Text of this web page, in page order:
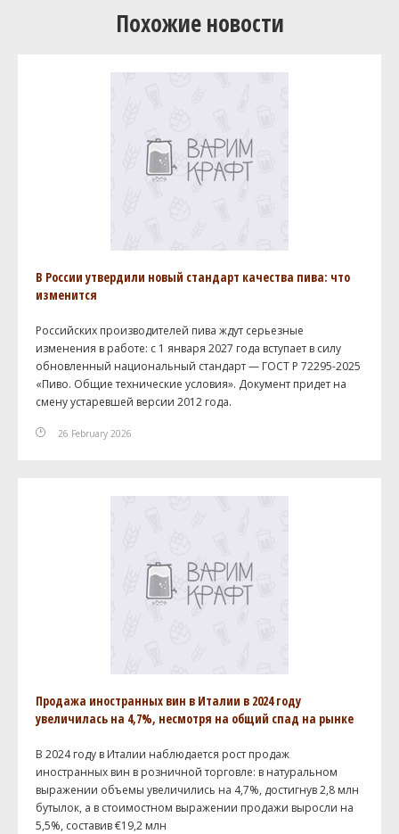
Похожие новости
В России утвердили новый стандарт качества пива: что
изменится
Российских производителей пива ждут серьезные
изменения в работе: с 1 января 2027 года вступает в силу
обновленный национальный стандарт — ГОСТ Р 72295-2025
«Пиво. Общие технические условия». Документ придет на
смену устаревшей версии 2012 года.
26 February 2026
Продажа иностранных вин в Италии в 2024 году
увеличилась на 4,7%, несмотря на общий спад на рынке
В 2024 году в Италии наблюдается рост продаж
иностранных вин в розничной торговле: в натуральном
выражении объемы увеличились на 4,7%, достигнув 2,8 млн
бутылок, а в стоимостном выражении продажи выросли на
5,5%, составив €19,2 млн